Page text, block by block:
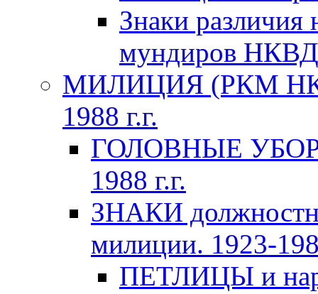
Знаки различия
мундиров
МИЛИЦИЯ (РКМ
1988 г.г.
ГОЛОВНЫЕ УБОРЫ
1988 г.г.
ЗНАКИ
милиции. 1923-
ПЕТЛИЦЫ и